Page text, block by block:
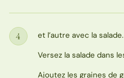
Étape
4
et l’autre avec la salade.
Versez la salade dans
Ajoutez les graines de